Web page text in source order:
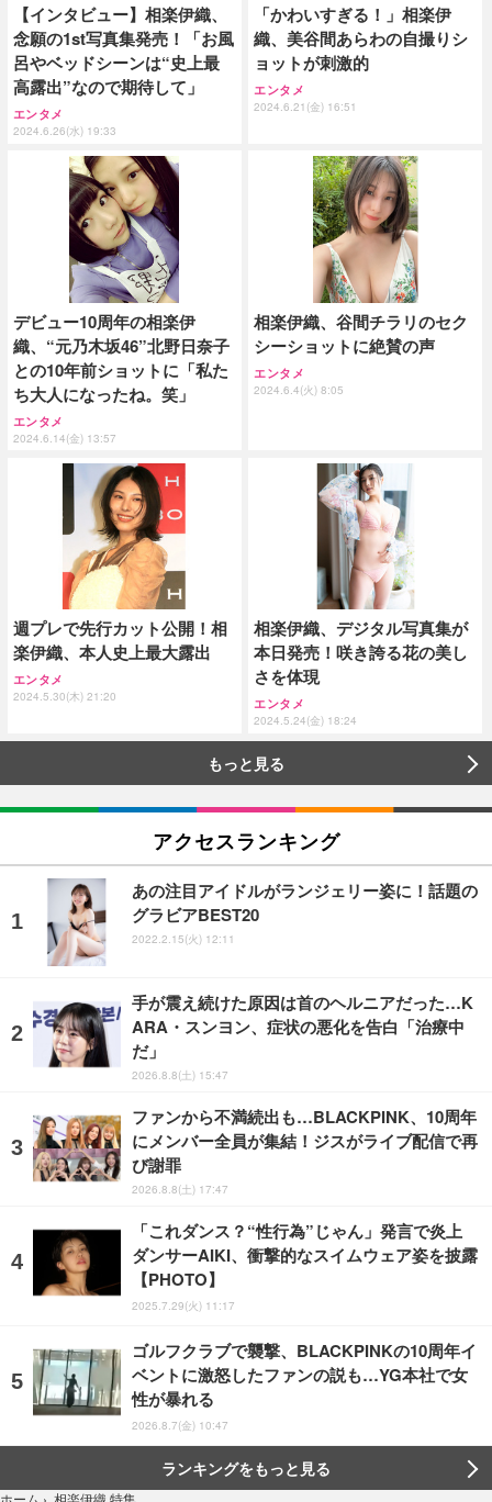
【インタビュー】相楽伊織、
念願の1st写真集発売！「お風
呂やベッドシーンは“史上最
高露出”なので期待して」
エンタメ
2024.6.26(水) 19:33
「かわいすぎる！」相楽伊
織、美谷間あらわの自撮りシ
ョットが刺激的
エンタメ
2024.6.21(金) 16:51
デビュー10周年の相楽伊
織、“元乃木坂46”北野日奈子
との10年前ショットに「私た
ち大人になったね。笑」
エンタメ
2024.6.14(金) 13:57
相楽伊織、谷間チラリのセク
シーショットに絶賛の声
エンタメ
2024.6.4(火) 8:05
週プレで先行カット公開！相
楽伊織、本人史上最大露出
エンタメ
2024.5.30(木) 21:20
相楽伊織、デジタル写真集が
本日発売！咲き誇る花の美し
さを体現
エンタメ
2024.5.24(金) 18:24
もっと見る
アクセスランキング
あの注目アイドルがランジェリー姿に！話題の
グラビアBEST20
2022.2.15(火) 12:11
手が震え続けた原因は首のヘルニアだった…K
ARA・スンヨン、症状の悪化を告白「治療中
だ」
2026.8.8(土) 15:47
ファンから不満続出も…BLACKPINK、10周年
にメンバー全員が集結！ジスがライブ配信で再
び謝罪
2026.8.8(土) 17:47
「これダンス？“性行為”じゃん」発言で炎上
ダンサーAIKI、衝撃的なスイムウェア姿を披露
【PHOTO】
2025.7.29(火) 11:17
ゴルフクラブで襲撃、BLACKPINKの10周年イ
ベントに激怒したファンの説も…YG本社で女
性が暴れる
2026.8.7(金) 10:47
ランキングをもっと見る
ホーム › 相楽伊織 特集